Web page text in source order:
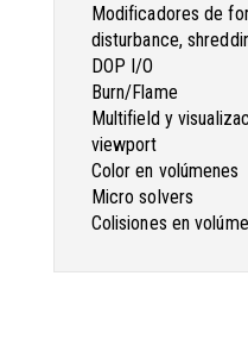
Modificadores de
disturbance,
DOP I/O
Burn/Flame
Multifield y
viewport
Color en volúmenes
Micro solvers
Colisiones en